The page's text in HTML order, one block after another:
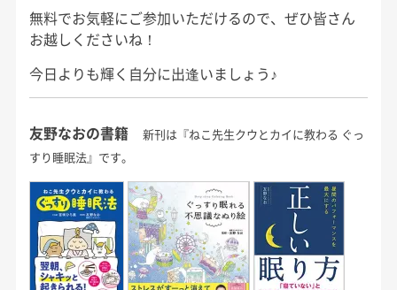
無料でお気軽にご参加いただけるので、ぜひ皆さん
お越しくださいね！
今日よりも輝く自分に出逢いましょう♪
友野なおの書籍
新刊は『ねこ先生クウとカイに教わる ぐっ
すり睡眠法』です。